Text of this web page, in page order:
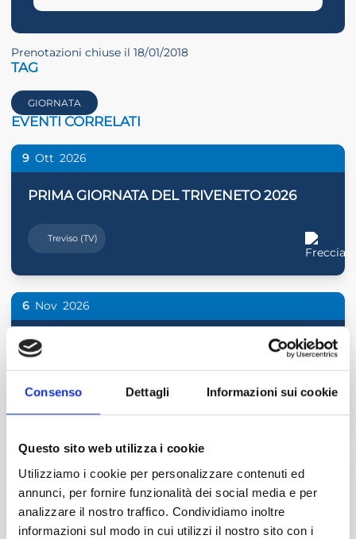
Consenso Dettagli Informazioni sui cookie
Questo sito web utilizza i cookie
Utilizziamo i cookie per personalizzare contenuti ed
annunci, per fornire funzionalità dei social media e per
analizzare il nostro traffico. Condividiamo inoltre
informazioni sul modo in cui utilizzi il nostro sito con i
Prenotazioni chiuse il 18/01/2018
TAG
GIORNATA
EVENTI CORRELATI
9 Ott 2026
PRIMA GIORNATA DEL TRIVENETO 2026
Treviso (TV)
6 Nov 2026
IL RUOLO RAFFORZATO DEGLI ORGANI DI
CONTROLLO E DEL REVISORE
Vicenza (VI)
20 Nov 2026
IMPRESE FAMILIARI E PASSAGGI
GENERAZIONALI